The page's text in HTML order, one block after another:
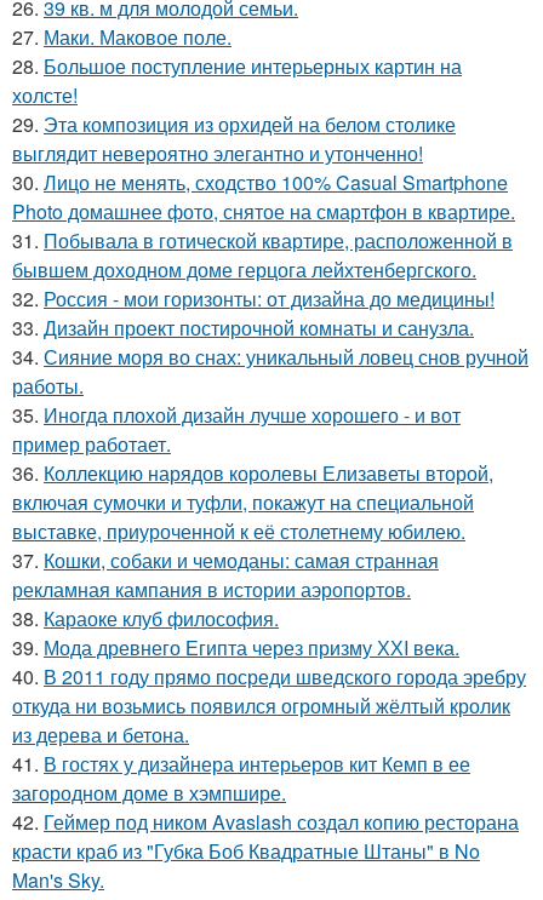
26. 39 кв. м для молодой семьи.
27. Маки. Маковое поле.
28. Большое поступление интерьерных картин на
холсте!
29. Эта композиция из орхидей на белом столике
выглядит невероятно элегантно и утонченно!
30. Лицо не менять, сходство 100% Casual Smartphone
Photo домашнее фото, снятое на смартфон в квартире.
31. Побывала в готической квартире, расположенной в
бывшем доходном доме герцога лейхтенбергского.
32. Россия - мои горизонты: от дизайна до медицины!
33. Дизайн проект постирочной комнаты и санузла.
34. Сияние моря во снах: уникальный ловец снов ручной
работы.
35. Иногда плохой дизайн лучше хорошего - и вот
пример работает.
36. Коллекцию нарядов королевы Елизаветы второй,
включая сумочки и туфли, покажут на специальной
выставке, приуроченной к её столетнему юбилею.
37. Кошки, собаки и чемоданы: самая странная
рекламная кампания в истории аэропортов.
38. Караоке клуб философия.
39. Мода древнего Египта через призму ХХI века.
40. В 2011 году прямо посреди шведского города эребру
откуда ни возьмись появился огромный жёлтый кролик
из дерева и бетона.
41. В гостях у дизайнера интерьеров кит Кемп в ее
загородном доме в хэмпшире.
42. Геймер под ником Avaslash создал копию ресторана
красти краб из "Губка Боб Квадратные Штаны" в No
Man's Sky.